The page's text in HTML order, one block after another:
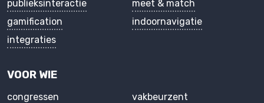
publieksinteractie
meet & match
gamification
indoornavigatie
integraties
VOOR WIE
congressen
vakbeurzent